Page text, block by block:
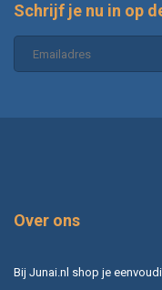
Schrijf je nu in op
Over ons
Bij Junai.nl shop je